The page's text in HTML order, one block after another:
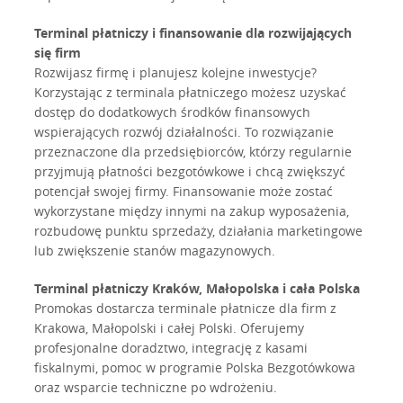
Terminal płatniczy i finansowanie dla rozwijających
się firm
Rozwijasz firmę i planujesz kolejne inwestycje?
Korzystając z terminala płatniczego możesz uzyskać
dostęp do dodatkowych środków finansowych
wspierających rozwój działalności. To rozwiązanie
przeznaczone dla przedsiębiorców, którzy regularnie
przyjmują płatności bezgotówkowe i chcą zwiększyć
potencjał swojej firmy. Finansowanie może zostać
wykorzystane między innymi na zakup wyposażenia,
rozbudowę punktu sprzedaży, działania marketingowe
lub zwiększenie stanów magazynowych.
Terminal płatniczy Kraków, Małopolska i cała Polska
Promokas dostarcza terminale płatnicze dla firm z
Krakowa, Małopolski i całej Polski. Oferujemy
profesjonalne doradztwo, integrację z kasami
fiskalnymi, pomoc w programie Polska Bezgotówkowa
oraz wsparcie techniczne po wdrożeniu.